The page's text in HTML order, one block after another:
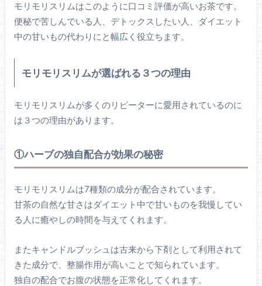
モリモリスリムはこのように口コミ評価が高いお茶です。
便秘で苦しんでいる人、デトックスしたい人、ダイエット
中の甘いもの代わりにと幅広く役立ちます。
モリモリスリムが選ばれる３つの理由
モリモリスリムが多くのリピーターに愛用されているのに
は３つの理由があります。
①ハーブの独自配合が効果の秘密
モリモリスリムは7種類の成分が配合されています。
甘茶の自然な甘さはダイエット中で甘いものを我慢してい
る人に癒やしの時間を与えてくれます。
またキャンドルブッシュは古来から下剤として利用されて
きた成分で、整腸作用が高いことで知られています。
独自の配合でお腹の状態を正常化してくれます。